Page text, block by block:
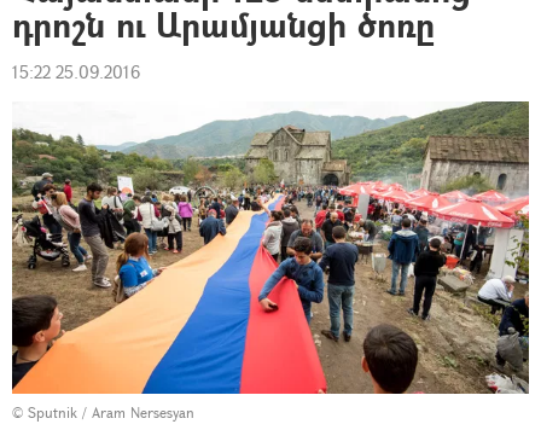
դրոշն ու Արամյանցի ծոռը
15:22 25.09.2016
© Sputnik / Aram Nersesyan